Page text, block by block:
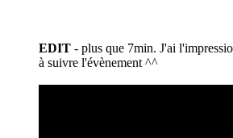
EDIT - plus que 7min. J'ai
à suivre l'évènement ^^